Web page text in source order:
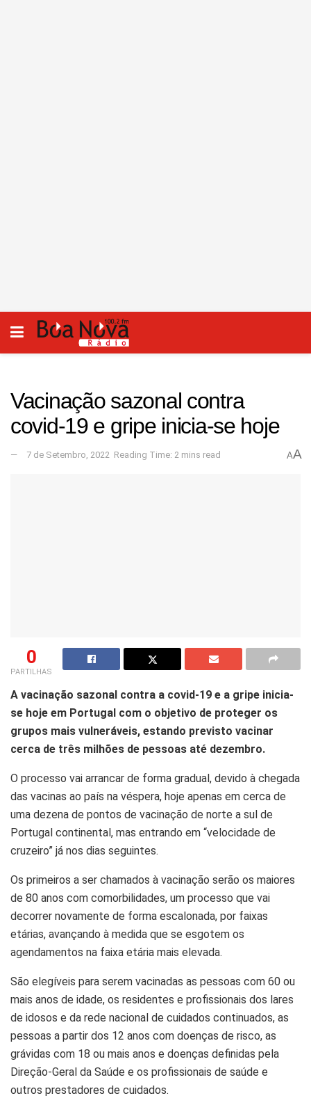
Vacinação sazonal contra
covid-19 e gripe inicia-se hoje
7 de Setembro, 2022 Reading Time: 2 mins read AA
0
PARTILHAS
A vacinação sazonal contra a covid-19 e a gripe inicia-
se hoje em Portugal com o objetivo de proteger os
grupos mais vulneráveis, estando previsto vacinar
cerca de três milhões de pessoas até dezembro.
O processo vai arrancar de forma gradual, devido à chegada
das vacinas ao país na véspera, hoje apenas em cerca de
uma dezena de pontos de vacinação de norte a sul de
Portugal continental, mas entrando em “velocidade de
cruzeiro” já nos dias seguintes.
Os primeiros a ser chamados à vacinação serão os maiores
de 80 anos com comorbilidades, um processo que vai
decorrer novamente de forma escalonada, por faixas
etárias, avançando à medida que se esgotem os
agendamentos na faixa etária mais elevada.
São elegíveis para serem vacinadas as pessoas com 60 ou
mais anos de idade, os residentes e profissionais dos lares
de idosos e da rede nacional de cuidados continuados, as
pessoas a partir dos 12 anos com doenças de risco, as
grávidas com 18 ou mais anos e doenças definidas pela
Direção-Geral da Saúde e os profissionais de saúde e
outros prestadores de cuidados.